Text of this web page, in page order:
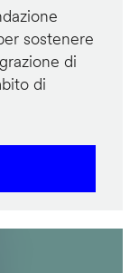
sostenere
di
di